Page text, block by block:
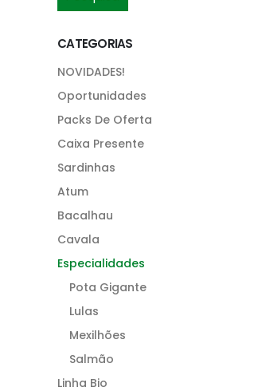
CATEGORIAS
NOVIDADES!
Oportunidades
Packs De Oferta
Caixa Presente
Sardinhas
Atum
Bacalhau
Cavala
Especialidades
Pota Gigante
Lulas
Mexilhões
Salmão
Linha Bio